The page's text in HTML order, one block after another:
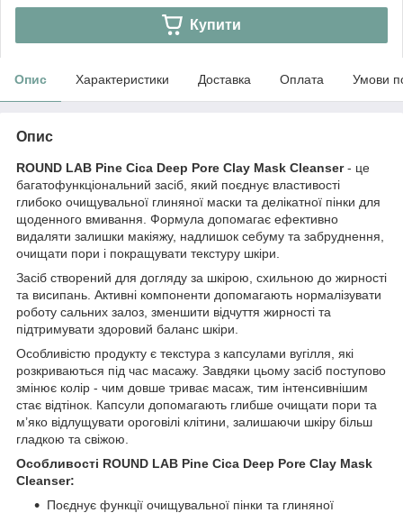
Купити
Опис Характеристики Доставка Оплата Умови
Опис
ROUND LAB Pine Cica Deep Pore Clay Mask Cleanser- це
багатофункціональний засіб, який поєднує властивості
глибоко очищувальної глиняної маски та делікатної пінки для
щоденного вмивання. Формула допомагає ефективно
видаляти залишки макіяжу, надлишок себуму та забруднення,
очищати пори і покращувати текстуру шкіри.
Засіб створений для догляду за шкірою, схильною до жирності
та висипань. Активні компоненти допомагають нормалізувати
роботу сальних залоз, зменшити відчуття жирності та
підтримувати здоровий баланс шкіри.
Особливістю продукту є текстура з капсулами вугілля, які
розкриваються під час масажу. Завдяки цьому засіб поступово
змінює колір - чим довше триває масаж, тим інтенсивнішим
стає відтінок. Капсули допомагають глибше очищати пори та
м’яко відлущувати ороговілі клітини, залишаючи шкіру більш
гладкою та свіжою.
Особливості ROUND LAB Pine Cica Deep Pore Clay Mask
Cleanser:
Поєднує функції очищувальної пінки та глиняної